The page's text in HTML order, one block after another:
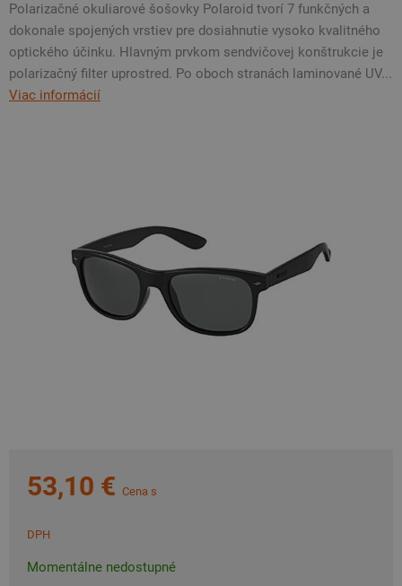
Polarizačné okuliarové šošovky Polaroid tvorí 7 funkčných a
dokonale spojených vrstiev pre dosiahnutie vysoko kvalitného
optického účinku. Hlavným prvkom sendvičovej konštrukcie je
polarizačný filter uprostred. Po oboch stranách laminované UV...
Viac informácií
53,10 € Cena s
DPH
Momentálne nedostupné